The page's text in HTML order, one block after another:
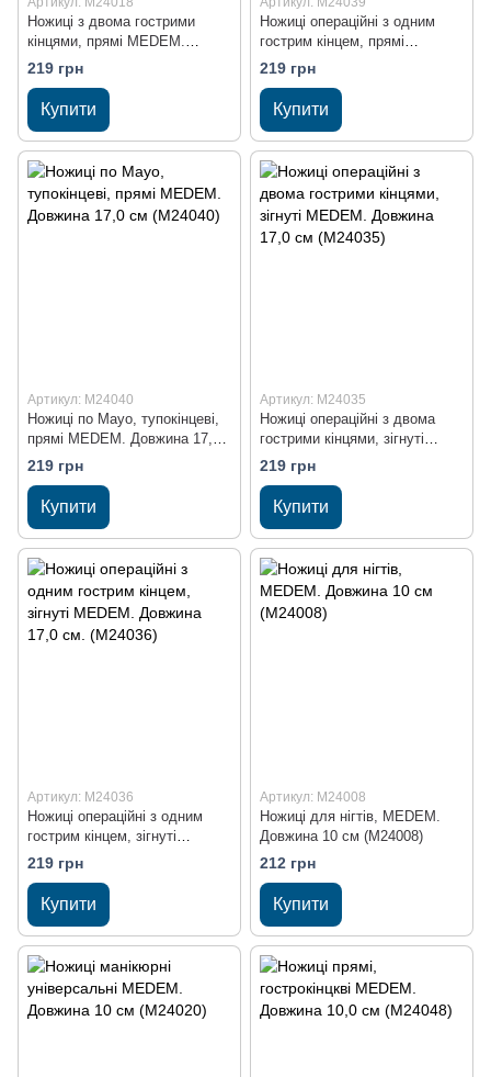
Ножиці з двома гострими
кінцями, прямі MEDEM.
Довжина 17,0 см (M24018)
219 грн
Купити
Ножиці операційні з одним
гострим кінцем, прямі
MEDEM. Довжина 17,0 см
(M24039)
219 грн
Купити
Артикул: M24040
Ножиці по Mayo, тупокінцеві,
прямі MEDEM. Довжина 17,0
см (M24040)
219 грн
Купити
Артикул: M24035
Ножиці операційні з двома
гострими кінцями, зігнуті
MEDEM. Довжина 17,0 см
(M24035)
219 грн
Купити
Артикул: M24036
Ножиці операційні з одним
гострим кінцем, зігнуті
MEDEM. Довжина 17,0 см.
(M24036)
219 грн
Купити
Артикул: M24008
Ножиці для нігтів, MEDEM.
Довжина 10 см (M24008)
212 грн
Купити